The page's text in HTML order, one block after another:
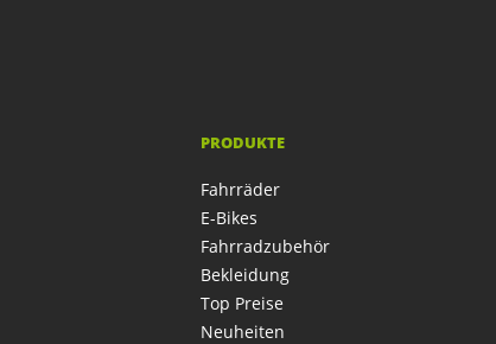
PRODUKTE
Fahrräder
E-Bikes
Fahrradzubehör
Bekleidung
Top Preise
Neuheiten